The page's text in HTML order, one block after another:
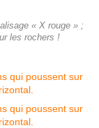
« X rouge » ;
les rochers !